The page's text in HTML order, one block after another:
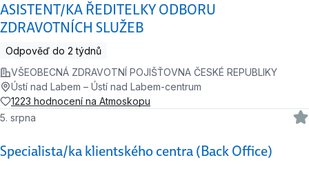
ASISTENT/KA ŘEDITELKY ODBORU
ZDRAVOTNÍCH SLUŽEB
Odpověď do 2 týdnů
VŠEOBECNÁ ZDRAVOTNÍ POJIŠŤOVNA ČESKÉ REPUBLIKY
Ústí nad Labem – Ústí nad Labem-centrum
1223 hodnocení na Atmoskopu
Specialista/ka klientského centra (Back Office)
5. srpna